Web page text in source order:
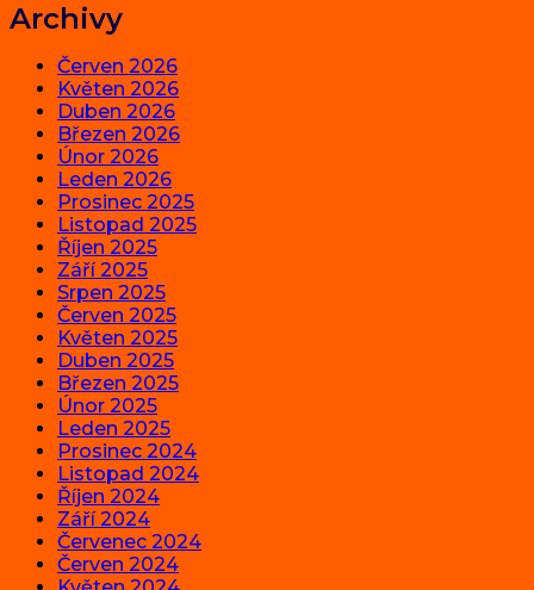
Archivy
Červen 2026
Květen 2026
Duben 2026
Březen 2026
Únor 2026
Leden 2026
Prosinec 2025
Listopad 2025
Říjen 2025
Září 2025
Srpen 2025
Červen 2025
Květen 2025
Duben 2025
Březen 2025
Únor 2025
Leden 2025
Prosinec 2024
Listopad 2024
Říjen 2024
Září 2024
Červenec 2024
Červen 2024